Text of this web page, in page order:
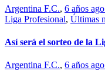
Argentina F.C., 6 años ago
Liga Profesional, Últimas
Así será el sorteo de la
Argentina F.C., 6 años ago